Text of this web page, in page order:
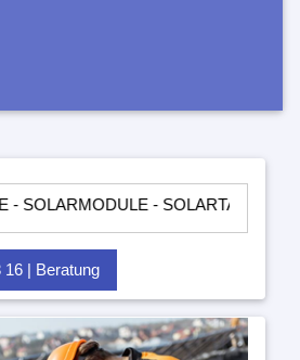
- SOLARTASCHEN -
16 | Beratung